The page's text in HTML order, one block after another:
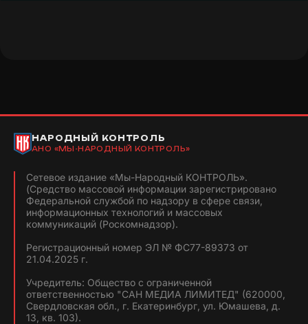
НАРОДНЫЙ КОНТРОЛЬ
АНО «МЫ-НАРОДНЫЙ КОНТРОЛЬ»
Сетевое издание «Мы-Народный КОНТРОЛЬ».
(Средство массовой информации зарегистрировано
Федеральной службой по надзору в сфере связи,
информационных технологий и массовых
коммуникаций (Роскомнадзор).
Регистрационный номер ЭЛ № ФС77-89373 от
21.04.2025 г.
Учредитель: Общество с ограниченной
ответственностью "САН МЕДИА ЛИМИТЕД" (620000,
Свердловская обл., г. Екатеринбург, ул. Юмашева, д.
13, кв. 103).